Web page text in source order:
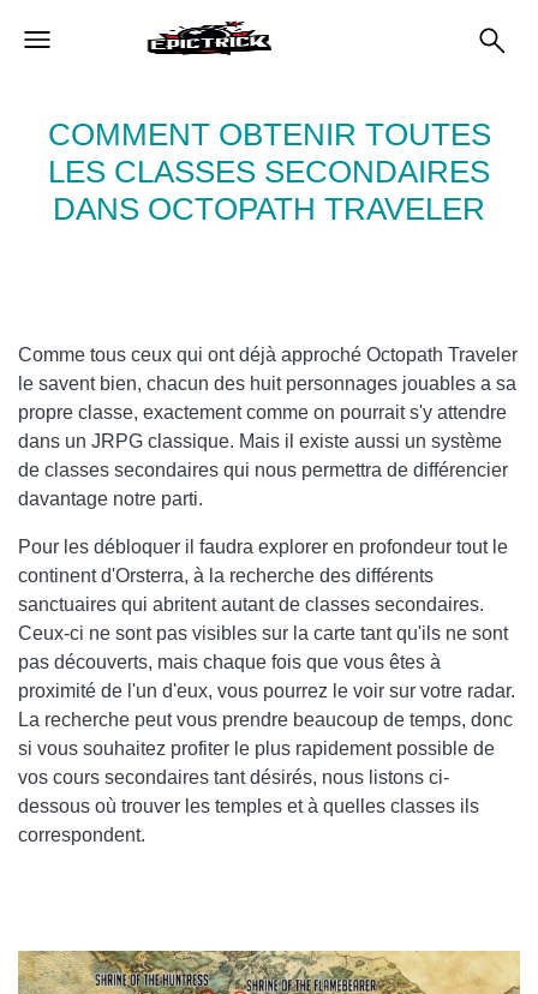
COMMENT OBTENIR TOUTES
LES CLASSES SECONDAIRES
DANS OCTOPATH TRAVELER
Comme tous ceux qui ont déjà approché Octopath Traveler
le savent bien, chacun des huit personnages jouables a sa
propre classe, exactement comme on pourrait s'y attendre
dans un JRPG classique. Mais il existe aussi un système
de classes secondaires qui nous permettra de différencier
davantage notre parti.
Pour les débloquer il faudra explorer en profondeur tout le
continent d'Orsterra, à la recherche des différents
sanctuaires qui abritent autant de classes secondaires.
Ceux-ci ne sont pas visibles sur la carte tant qu'ils ne sont
pas découverts, mais chaque fois que vous êtes à
proximité de l'un d'eux, vous pourrez le voir sur votre radar.
La recherche peut vous prendre beaucoup de temps, donc
si vous souhaitez profiter le plus rapidement possible de
vos cours secondaires tant désirés, nous listons ci-
dessous où trouver les temples et à quelles classes ils
correspondent.